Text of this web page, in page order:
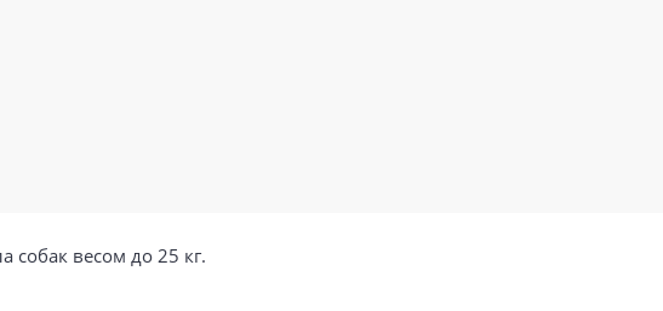
собак весом до 25 кг.